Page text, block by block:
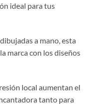
ideal para tus
a mano, esta
marca con los diseños
local aumentan el
tanto para